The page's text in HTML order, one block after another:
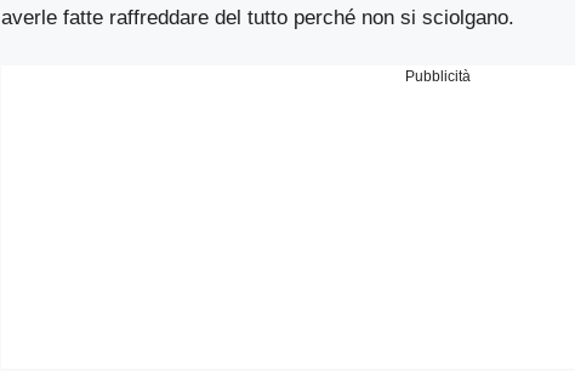
averle fatte raffreddare del tutto perché non si sciolgano.
Pubblicità